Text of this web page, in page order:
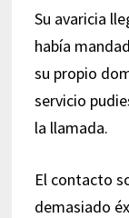
Su avaricia
había
su propio
servicio
la llamada.
El contacto
demasiado